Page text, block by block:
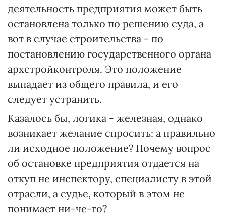
деятельность предприятия может быть
остановлена только по решению суда, а
вот в случае строительства - по
постановлению государственного органа
архстройконтроля. Это положение
выпадает из общего правила, и его
следует устранить.
Казалось бы, логика - железная, однако
возникает желание спросить: а правильно
ли исходное положение? Почему вопрос
об остановке предприятия отдается на
откуп не инспектору, специалисту в этой
отрасли, а судье, который в этом не
понимает ни-че-го?